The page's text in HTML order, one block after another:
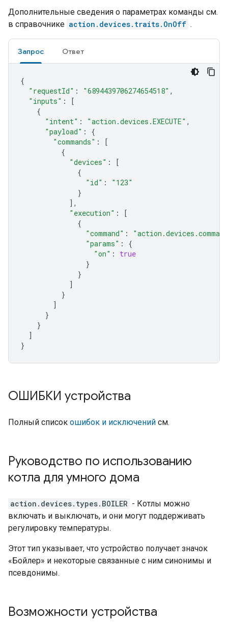
Дополнительные сведения о параметрах команды см.
в справочнике action.devices.traits.OnOff .
Запрос Ответ
{
"requestId" : "6894439706274654518" ,
"inputs" :
[
{
"intent" : "action.devices.EXECUTE" ,
"payload" :
{
"commands" :
[
{
"devices" :
[
{
"id" :
"123"
}
],
"execution" :
[
{
"command" :
"params" :
{
"on" :
true
}
}
]
}
]
}
}
]
}
ОШИБКИ устройства
Полный список ошибок и исключений см.
Руководство по использованию
котла для умного дома
action.devices.types.BOILER - Котлы можно
включать и выключать, и они могут поддерживать
регулировку температуры.
Этот тип указывает, что устройство получает значок
«Бойлер» и некоторые связанные с ним синонимы и
псевдонимы.
Возможности устройства